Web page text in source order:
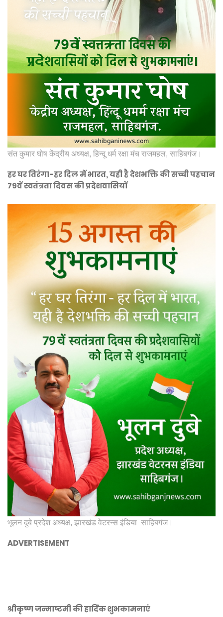
संत कुमार घोष केंद्रीय अध्यक्ष, हिन्दू धर्म रक्षा मंच राजमहल, साहिबगंज।
हर घर तिरंगा-हर दिल में भारत, यही है देशभक्ति की सच्ची पहचान
79वें स्वतंत्रता दिवस की प्रदेशवासियों
भूलन दुबे प्रदेश अध्यक्ष, झारखंड वेटरन्स इंडिया साहिबगंज।
ADVERTISEMENT
श्रीकृष्ण जन्माष्टमी की हार्दिक शुभकामनाएं